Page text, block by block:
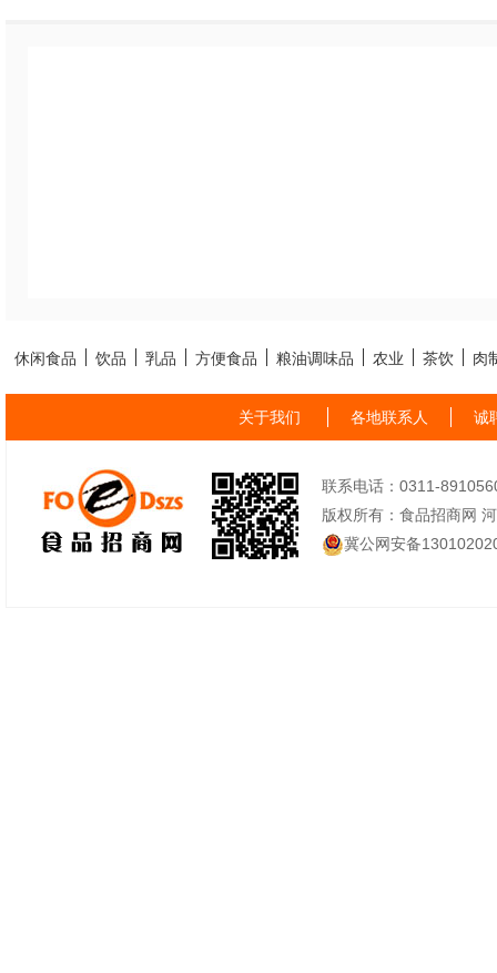
休闲食品 饮品 乳品 方便食品 粮油调味品 农业 茶饮 肉
关于我们 各地联系人 诚
联系电话：0311-
版权所有：食品招商网
冀公网安备